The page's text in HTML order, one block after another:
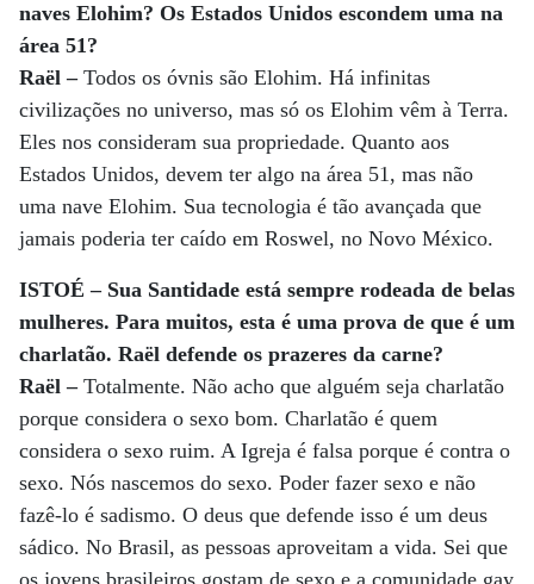
naves Elohim? Os Estados Unidos escondem uma na
área 51?
Raël –Todos os óvnis são Elohim. Há infinitas
civilizações no universo, mas só os Elohim vêm à Terra.
Eles nos consideram sua propriedade. Quanto aos
Estados Unidos, devem ter algo na área 51, mas não
uma nave Elohim. Sua tecnologia é tão avançada que
jamais poderia ter caído em Roswel, no Novo México.
ISTOÉ – Sua Santidade está sempre rodeada de belas
mulheres. Para muitos, esta é uma prova de que é um
charlatão. Raël defende os prazeres da carne?
Raël –Totalmente. Não acho que alguém seja charlatão
porque considera o sexo bom. Charlatão é quem
considera o sexo ruim. A Igreja é falsa porque é contra o
sexo. Nós nascemos do sexo. Poder fazer sexo e não
fazê-lo é sadismo. O deus que defende isso é um deus
sádico. No Brasil, as pessoas aproveitam a vida. Sei que
os jovens brasileiros gostam de sexo e a comunidade gay